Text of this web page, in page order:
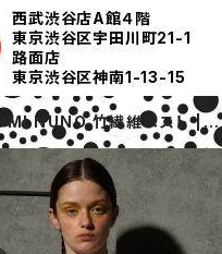
西武渋谷店A館４階
東京渋谷区宇田川町21-1
路面店
東京渋谷区神南1-13-15
NUNO 竹繊維ベスト | K
IRIKOMI